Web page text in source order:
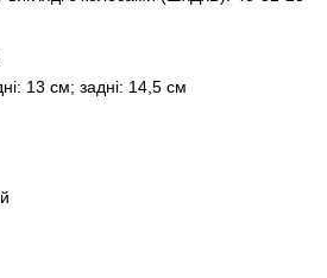
13 см; задні: 14,5 см